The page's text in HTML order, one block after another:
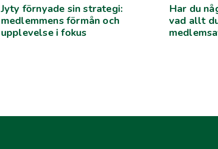
Jyty förnyade sin strategi:
medlemmens förmån och
upplevelse i fokus
Har du
vad allt